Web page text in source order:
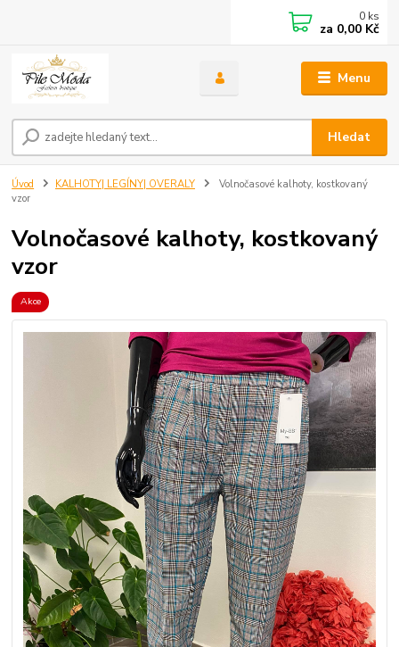
Menu
Hledat
0 ks
za 0,00 Kč
Úvod KALHOTY| LEGÍNY| OVERALY
Volnočasové kalhoty, kostkovaný
vzor
Volnočasové kalhoty, kostkovaný
vzor
Akce